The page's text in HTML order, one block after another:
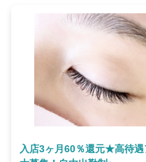
入店3ヶ月60％還元★高待遇